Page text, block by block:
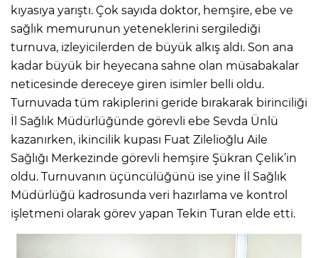
kıyasıya yarıştı. Çok sayıda doktor, hemşire, ebe ve
sağlık memurunun yeteneklerini sergilediği
turnuva, izleyicilerden de büyük alkış aldı. Son ana
kadar büyük bir heyecana sahne olan müsabakalar
neticesinde dereceye giren isimler belli oldu.
Turnuvada tüm rakiplerini geride bırakarak birinciliği
İl Sağlık Müdürlüğünde görevli ebe Sevda Ünlü
kazanırken, ikincilik kupası Fuat Zilelioğlu Aile
Sağlığı Merkezinde görevli hemşire Şükran Çelik’in
oldu. Turnuvanın üçüncülüğünü ise yine İl Sağlık
Müdürlüğü kadrosunda veri hazırlama ve kontrol
işletmeni olarak görev yapan Tekin Turan elde etti.